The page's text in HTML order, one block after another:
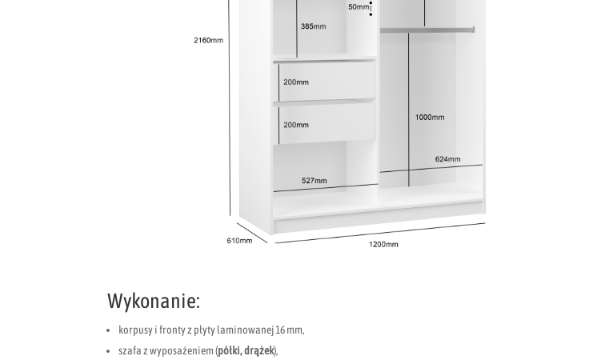
Wykonanie:
korpusy i fronty z płyty laminowanej 16 mm,
szafa z wyposażeniem (półki, drążek),